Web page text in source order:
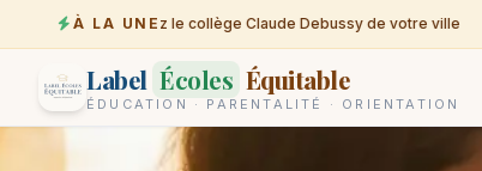
À LA UNE
07-08 Trouvez le collège Claude Debussy de votre ville
Label Écoles Équitable
ÉDUCATION · PARENTALITÉ · ORIENTATION